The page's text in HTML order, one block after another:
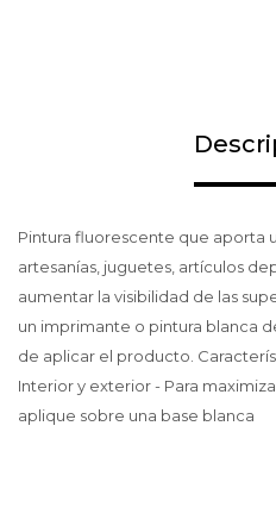
Pintura fluorescente que aporta
artesanías, juguetes, artículos
aumentar la visibilidad de las
un imprimante o pintura blanca
de aplicar el producto.
Interior y exterior - Para
aplique sobre una base blanca